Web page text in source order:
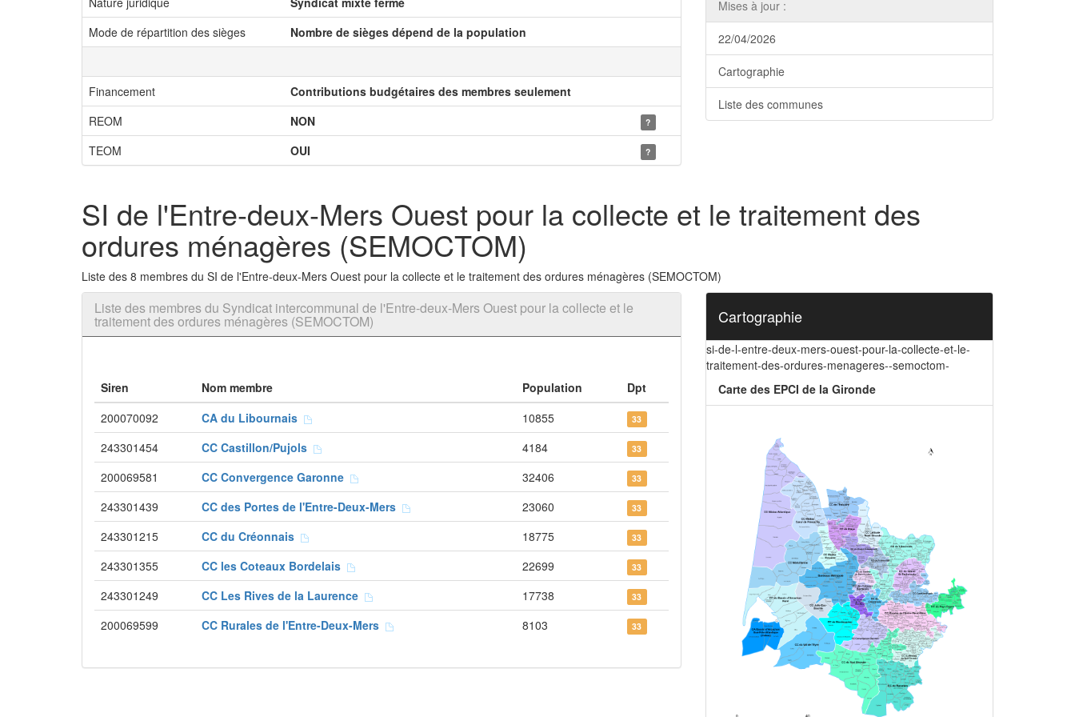
Mode de répartition des sièges
Nombre de sièges dépend de la population
Financement
Contributions budgétaires des membres seulement
REOM
NON ?
TEOM OUI ?
Mises à jour :
22/04/2026
Cartographie
Liste des communes
SI de l'Entre-deux-Mers Ouest pour la collecte et le traitement des
ordures ménagères (SEMOCTOM)
Liste des 8 membres du SI de l'Entre-deux-Mers Ouest pour la collecte et le traitement des ordures ménagères (SEMOCTOM)
Liste des membres du Syndicat intercommunal de l'Entre-deux-Mers Ouest pour la collecte et le
traitement des ordures ménagères (SEMOCTOM)
Siren Nom membre Population
Dpt
200070092
CA du Libournais 10855 33
243301454 CC Castillon/Pujols 4184 33
200069581 CC Convergence Garonne 32406 33
243301439 CC des Portes de l'Entre-Deux-Mers 23060 33
243301215 CC du Créonnais 18775 33
243301355 CC les Coteaux Bordelais 22699 33
243301249 CC Les Rives de la Laurence 17738 33
200069599 CC Rurales de l'Entre-Deux-Mers 8103 33
Cartographie
si-de-l-entre-deux-mers-ouest-pour-la-collecte-et-le-
traitement-des-ordures-menageres--semoctom-
Carte des EPCI de la Gironde